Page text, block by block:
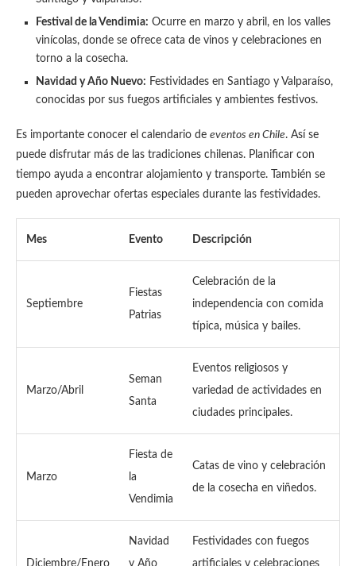
Festival de la Vendimia: Ocurre en marzo y abril, en los valles
vinícolas, donde se ofrece cata de vinos y celebraciones en
torno a la cosecha.
Navidad y Año Nuevo: Festividades en Santiago y Valparaíso,
conocidas por sus fuegos artificiales y ambientes festivos.
Es importante conocer el calendario de eventos en Chile. Así se
puede disfrutar más de las tradiciones chilenas. Planificar con
tiempo ayuda a encontrar alojamiento y transporte. También se
pueden aprovechar ofertas especiales durante las festividades.
Mes Evento Descripción
Septiembre
Fiestas
Patrias
Celebración de la
independencia con comida
típica, música y bailes.
Marzo/Abril
Seman
Santa
Eventos religiosos y
variedad de actividades en
ciudades principales.
Marzo
Fiesta de
la
Vendimia
Catas de vino y celebración
de la cosecha en viñedos.
Diciembre/Enero
Navidad
y Año
Festividades con fuegos
artificiales y celebraciones